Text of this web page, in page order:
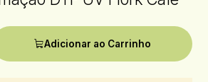
Adicionar ao Carrinho